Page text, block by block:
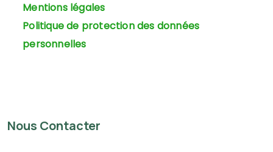
Mentions légales
Politique de protection des données
personnelles
Nous Contacter